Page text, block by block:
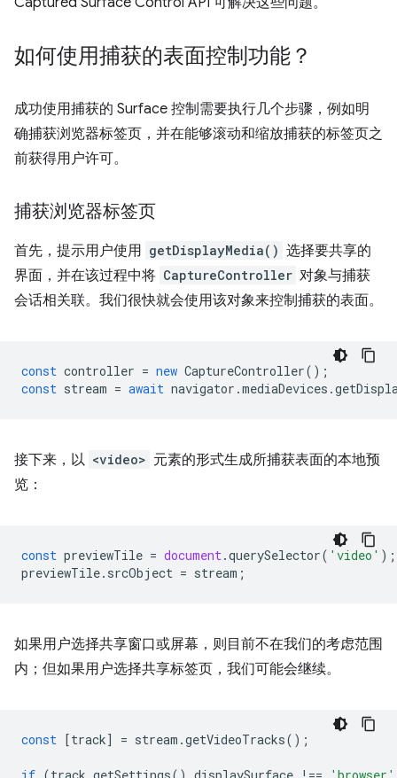
如何使用捕获的表面控制功能？
成功使用捕获的 Surface 控制需要执行几个步骤，例如明
确捕获浏览器标签页，并在能够滚动和缩放捕获的标签页之
前获得用户许可。
捕获浏览器标签页
首先，提示用户使用 getDisplayMedia() 选择要共享的
界面，并在该过程中将 CaptureController 对象与捕获
会话相关联。我们很快就会使用该对象来控制捕获的表面。
const controller = new CaptureController();
const stream = await navigator .mediaDevices .
接下来，以 <video> 元素的形式生成所捕获表面的本地预
览：
const previewTile = document.querySelector( 'video' );
previewTile. srcObject = stream ;
如果用户选择共享窗口或屏幕，则目前不在我们的考虑范围
内；但如果用户选择共享标签页，我们可能会继续。
const [track] = stream .getVideoTracks();